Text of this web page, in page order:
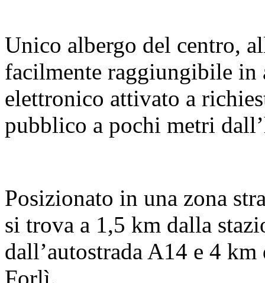
Unico albergo del centro,
facilmente raggiungibile in
elettronico attivato a
pubblico a pochi metri
Posizionato in una zona
si trova a 1,5 km dalla
dall’autostrada A14 e 4
Forlì.